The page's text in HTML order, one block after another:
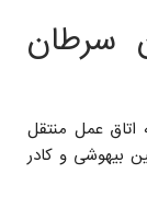
سرطان
عمل منتقل
بیهوشی و کادر